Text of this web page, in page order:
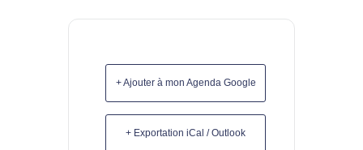
+ Ajouter à mon Agenda Google
+ Exportation iCal / Outlook